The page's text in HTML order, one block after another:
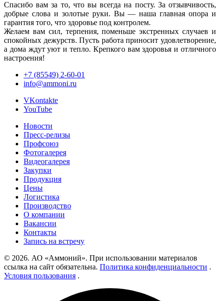
Спасибо вам за то, что вы всегда на посту. За отзывчивость,
добрые слова и золотые руки. Вы — наша главная опора и
гарантия того, что здоровье под контролем.
Желаем вам сил, терпения, поменьше экстренных случаев и
спокойных дежурств. Пусть работа приносит удовлетворение,
а дома ждут уют и тепло. Крепкого вам здоровья и отличного
настроения!
+7 (85549) 2-60-01
info@ammoni.ru
VKontakte
YouTube
Новости
Пресс-релизы
Профсоюз
Фотогалерея
Видеогалерея
Закупки
Продукция
Цены
Логистика
Производство
О компании
Вакансии
Контакты
Запись на встречу
© 2026. АО «Аммоний». При использовании материалов
ссылка на сайт обязательна. Политика конфиденциальности .
Условия пользования .